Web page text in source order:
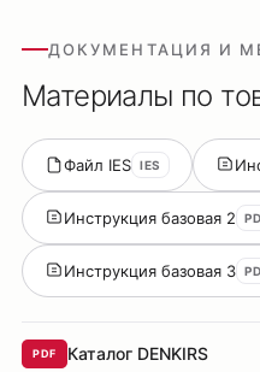
ДОКУМЕНТАЦИЯ И
Материалы по
Файл IES IES
Инструкция базовая 2
Инструкция базовая 3
PDF Каталог DENKIRS